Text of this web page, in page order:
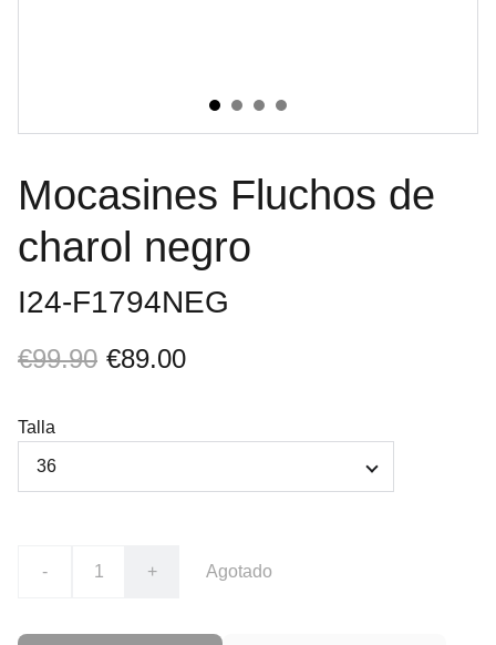
Mocasines Fluchos de
charol negro
I24-F1794NEG
€99.90 €89.00
Talla
- + Agotado